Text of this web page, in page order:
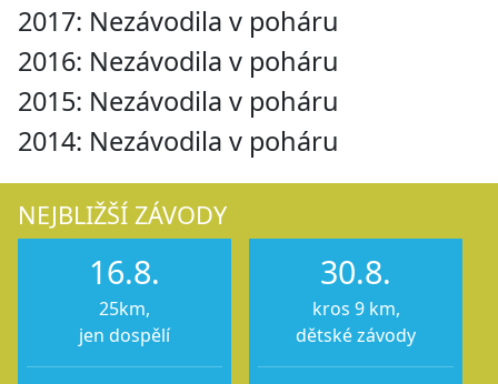
2017: Nezávodila v poháru
2016: Nezávodila v poháru
2015: Nezávodila v poháru
2014: Nezávodila v poháru
NEJBLIŽŠÍ ZÁVODY
16.8.
25km,
jen dospělí
30.8.
kros 9 km,
dětské závody